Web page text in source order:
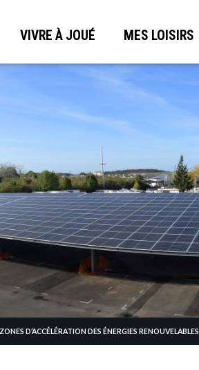
VIVRE À JOUÉ MES LOISIRS
D’ACCÉLÉRATION DES ÉNERGIES RENOUVELABLES